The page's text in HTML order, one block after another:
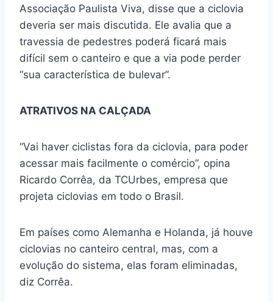
Associação Paulista Viva, disse que a ciclovia
deveria ser mais discutida. Ele avalia que a
travessia de pedestres poderá ficará mais
difícil sem o canteiro e que a via pode perder
“sua característica de bulevar”.
ATRATIVOS NA CALÇADA
“Vai haver ciclistas fora da ciclovia, para poder
acessar mais facilmente o comércio”, opina
Ricardo Corrêa, da TCUrbes, empresa que
projeta ciclovias em todo o Brasil.
Em países como Alemanha e Holanda, já houve
ciclovias no canteiro central, mas, com a
evolução do sistema, elas foram eliminadas,
diz Corrêa.